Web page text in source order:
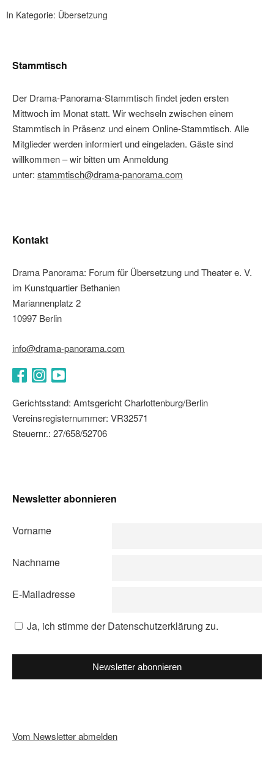
In Kategorie: Übersetzung
Stammtisch
Der Drama-Panorama-Stammtisch findet jeden ersten
Mittwoch im Monat statt. Wir wechseln zwischen einem
Stammtisch in Präsenz und einem Online-Stammtisch. Alle
Mitglieder werden informiert und eingeladen. Gäste sind
willkommen – wir bitten um Anmeldung
unter: stammtisch@drama-panorama.com
Kontakt
Drama Panorama: Forum für Übersetzung und Theater e. V.
im Kunstquartier Bethanien
Mariannenplatz 2
10997 Berlin
info@drama-panorama.com
Gerichtsstand: Amtsgericht Charlottenburg/Berlin
Vereinsregisternummer: VR32571
Steuernr.: 27/658/52706
Newsletter abonnieren
Vorname
Nachname
E-Mailadresse
Ja, ich stimme der Datenschutzerklärung zu.
Newsletter abonnieren
Vom Newsletter abmelden